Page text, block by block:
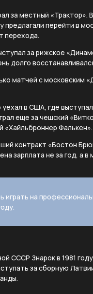
за местный
перейти в
перехода.
за рижское
долго
матчей с московским
уехал в США, где
еще за чешский
«Хайльброннер Фалькен».
контракт «Бостон
зарплата не за год, а
на
СССР Знарок в 1981
за сборную